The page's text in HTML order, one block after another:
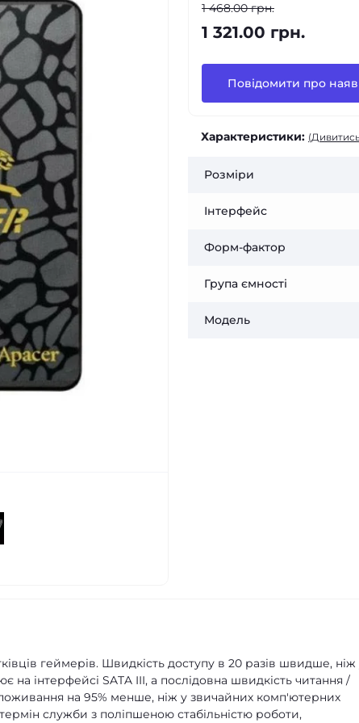
1 468.00 грн.
1 321.00 грн.
Повідомити про
Характеристики:
Розміри
Інтерфейс
Форм-фактор
Група ємності
Модель
геймерів. Швидкість доступу в 20 разів швидше, ніж
на інтерфейсі SATA III, а послідовна швидкість читання /
на 95% менше, ніж у звичайних комп'ютерних
служби з поліпшеною стабільністю роботи,